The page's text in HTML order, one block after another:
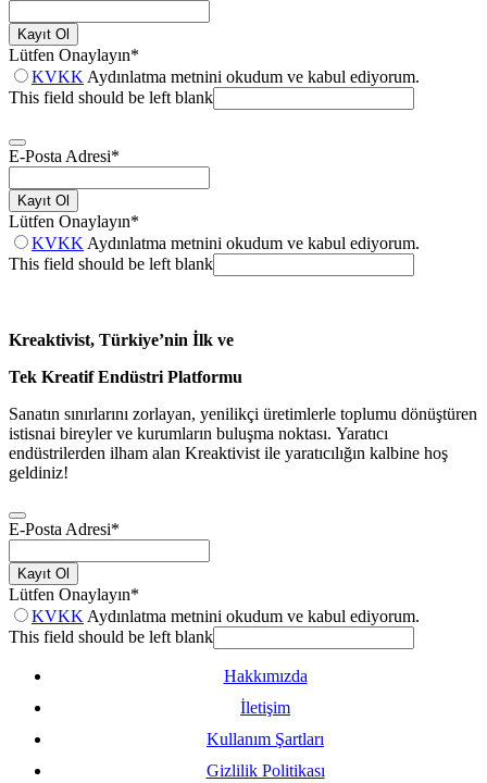
Kayıt Ol
Lütfen Onaylayın*
KVKK Aydınlatma metnini okudum ve kabul ediyorum.
This field should be left blank
E-Posta Adresi*
Kayıt Ol
Lütfen Onaylayın*
KVKK Aydınlatma metnini okudum ve kabul ediyorum.
This field should be left blank
Kreaktivist, Türkiye’nin İlk ve
Tek Kreatif Endüstri Platformu
Sanatın sınırlarını zorlayan, yenilikçi üretimlerle toplumu dönüştüren
istisnai bireyler ve kurumların buluşma noktası. Yaratıcı
endüstrilerden ilham alan Kreaktivist ile yaratıcılığın kalbine hoş
geldiniz!
E-Posta Adresi*
Kayıt Ol
Lütfen Onaylayın*
KVKK Aydınlatma metnini okudum ve kabul ediyorum.
This field should be left blank
Hakkımızda
İletişim
Kullanım Şartları
Gizlilik Politikası